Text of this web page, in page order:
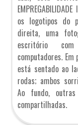
os logotipos do
direita, uma
escritório
computadores.
está sentado ao
rodas; ambos
Ao fundo,
compartilhadas.